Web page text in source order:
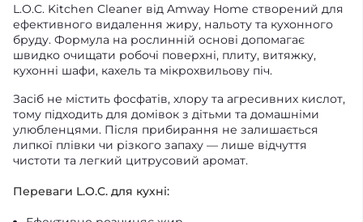
L.O.C. Kitchen Cleaner від Amway Home створений для
ефективного видалення жиру, нальоту та кухонного
бруду. Формула на рослинній основі допомагає
швидко очищати робочі поверхні, плиту, витяжку,
кухонні шафи, кахель та мікрохвильову піч.
Засіб не містить фосфатів, хлору та агресивних кислот,
тому підходить для домівок з дітьми та домашніми
улюбленцями. Після прибирання не залишається
липкої плівки чи різкого запаху — лише відчуття
чистоти та легкий цитрусовий аромат.
Переваги L.O.C. для кухні: